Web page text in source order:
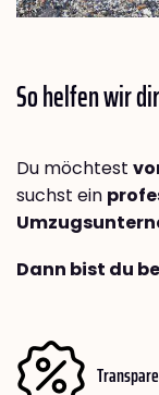
So helfen wir
Du möchtest
suchst ein
Dann bist du